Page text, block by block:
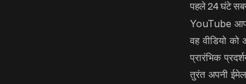
पहले 24 घंटे
YouTube
वह वीडियो
प्रारंभिक
तुरंत अपनी